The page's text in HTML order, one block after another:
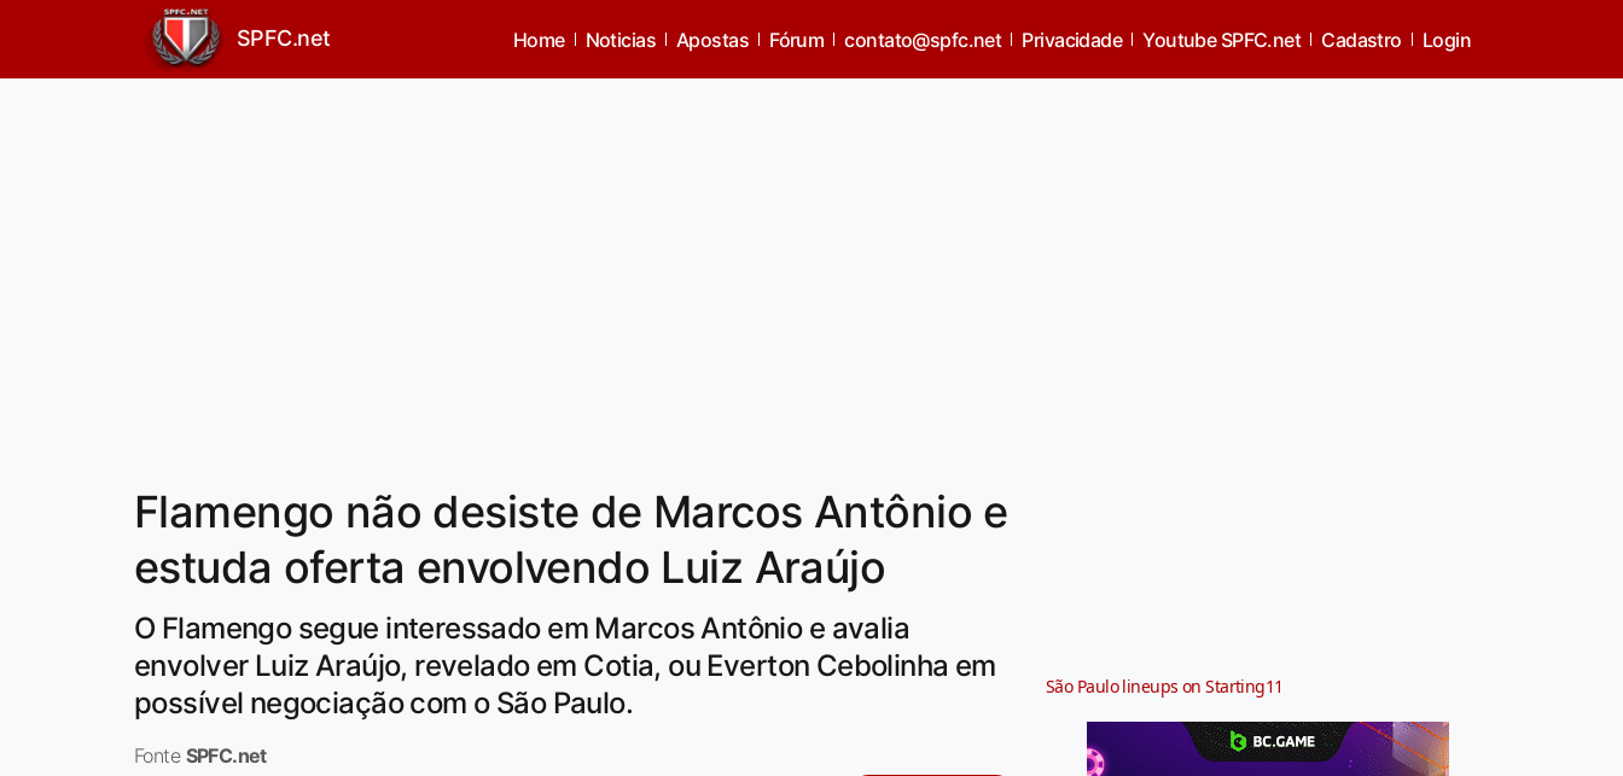
SPFC.net Home Noticias Apostas Fórum contato@spfc.net Privacidade Youtube SPFC.net Cadastro Login
Flamengo não desiste de Marcos Antônio e
estuda oferta envolvendo Luiz Araújo
O Flamengo segue interessado em Marcos Antônio e avalia
envolver Luiz Araújo, revelado em Cotia, ou Everton Cebolinha em
possível negociação com o São Paulo.
Fonte SPFC.net
São Paulo lineups on Starting11